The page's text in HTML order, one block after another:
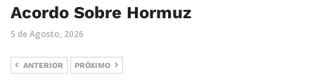
Acordo Sobre Hormuz
5 de Agosto, 2026
ANTERIOR PRÓXIMO